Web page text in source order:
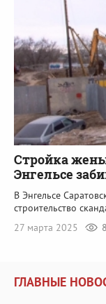
Стройка жены
Энгельсе
В Энгельсе
строительство
27 марта 2025
ГЛАВНЫЕ